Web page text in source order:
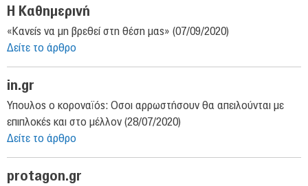
Επικοινωνία
Πρόσβαση
Η Καθημερινή
«Κανείς να μη βρεθεί στη θέση μας» (07/09/2020)
Δείτε το άρθρο
in.gr
Υπουλος ο κοροναϊός: Οσοι αρρωστήσουν θα απειλούνται με
επιπλοκές και στο μέλλον (28/07/2020)
Δείτε το άρθρο
protagon.gr